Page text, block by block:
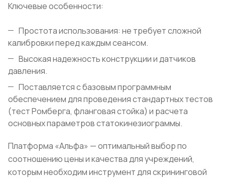
Ключевые особенности:
Простота использования: не требует сложной
калибровки перед каждым сеансом.
Высокая надежность конструкции и датчиков
давления.
Поставляется с базовым программным
обеспечением для проведения стандартных тестов
(тест Ромберга, фланговая стойка) и расчета
основных параметров статокинезиограммы.
Платформа «Альфа» — оптимальный выбор по
соотношению цены и качества для учреждений,
которым необходим инструмент для скрининговой